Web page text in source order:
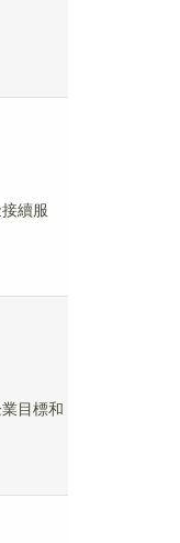
續服
目標和